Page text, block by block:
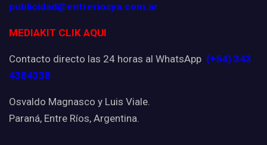
publicidad@entreriosya.com.ar
MEDIAKIT CLIK AQUI
Contacto directo las 24 horas al WhatsApp (+54) 343
4384338
Osvaldo Magnasco y Luis Viale.
Paraná, Entre Ríos, Argentina.